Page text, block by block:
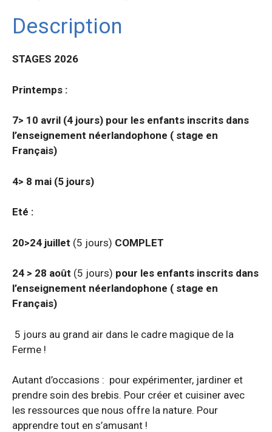
Description
STAGES 2026
Printemps :
7> 10 avril (4 jours) pour les enfants inscrits dans
l’enseignement néerlandophone ( stage en
Français)
4> 8 mai (5 jours)
Eté :
20>24 juillet (5 jours) COMPLET
24 > 28 août (5 jours) pour les enfants inscrits dans
l’enseignement néerlandophone ( stage en
Français)
5 jours au grand air dans le cadre magique de la
Ferme !
Autant d’occasions : pour expérimenter, jardiner et
prendre soin des brebis. Pour créer et cuisiner avec
les ressources que nous offre la nature. Pour
apprendre tout en s’amusant !